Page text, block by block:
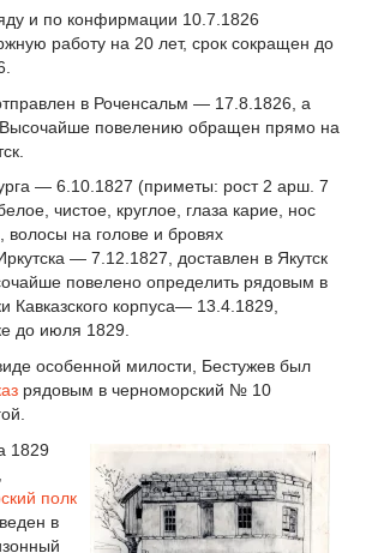
и по конфирмации 10.7.1826
работу на 20 лет, срок сокращен до
в Роченсальм — 17.8.1826, а
повелению обращен прямо на
— 6.10.1827 (приметы: рост 2 арш. 7
чистое, круглое, глаза карие, нос
на голове и бровях
— 7.12.1827, доставлен в Якутск
повелено определить рядовым в
Кавказского корпуса— 13.4.1829,
до июля 1829.
особенной милости, Бестужев был
рядовым в черноморский № 10
1829
полк
в